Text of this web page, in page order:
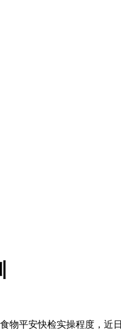
平安快检实操程度，近